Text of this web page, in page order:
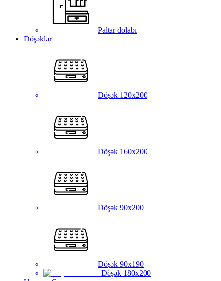
Paltar dolabı
Döşəklər
Döşək 120x200
Döşək 160x200
Döşək 90x200
Döşək 90x190
Döşək 180x200